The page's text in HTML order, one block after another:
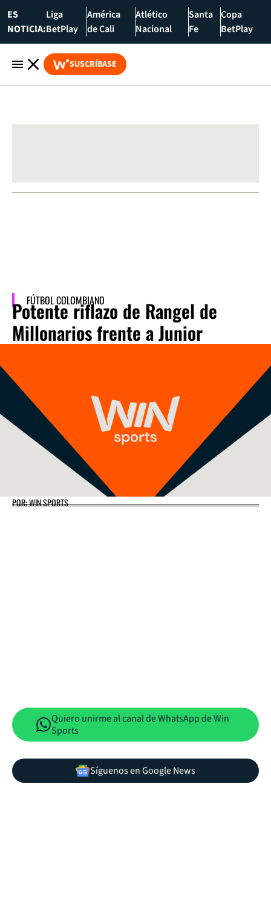
ES
NOTICIA:
Liga
BetPlay
América
de Cali
Atlético
Nacional
Santa
Fe
Copa
BetPlay
SUSCRÍBASE
FÚTBOL COLOMBIANO
Potente riflazo de Rangel de
Millonarios frente a Junior
POR: WIN SPORTS
Quiero unirme al canal de WhatsApp de Win
Sports
Síguenos en Google News